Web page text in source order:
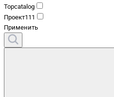
Topcatalog
Проект111
Применить